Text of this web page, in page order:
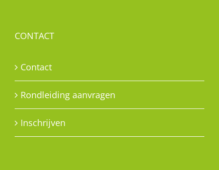
CONTACT
Contact
Rondleiding aanvragen
Inschrijven